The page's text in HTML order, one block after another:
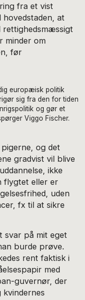
fra et vist
at
rettighedsmæssigt
minder om
før
europæisk politik
sig fra den for tiden
og gør et
Viggo Fischer.
og det
gradvist vil blive
ikke
flygtet eller er
uden
fx til at sikre
svar på mit eget
burde prøve.
rent faktisk i
med
guvernør, der
kvindernes